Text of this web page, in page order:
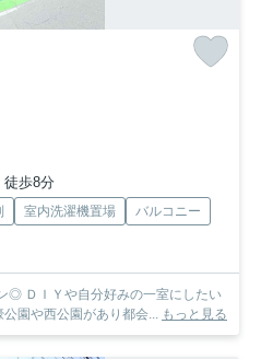
徒歩8分
室内洗濯機置場
バルコニー
◎ ＤＩＹや自分好みの一室にしたい
園や西公園があり都会... もっと見る